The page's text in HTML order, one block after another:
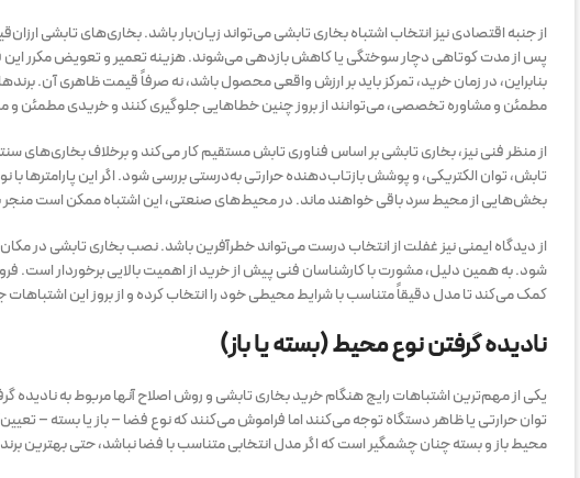
از جنبه اقتصادی نیز انتخاب اشتباه بخاری تابشی می‌تواند زیان‌بار باشد. بخاری‌های تابشی
پس از مدت کوتاهی دچار سوختگی یا کاهش بازدهی می‌شوند. هزینه تعمیر و تعویض مکرر این
بنابراین، در زمان خرید، تمرکز باید بر ارزش واقعی محصول باشد، نه صرفاً قیمت ظاهری آن.
مطمئن و مشاوره تخصصی، می‌توانند از بروز چنین خطاهایی جلوگیری کنند و خریدی مطمئن و
از منظر فنی نیز، بخاری تابشی بر اساس فناوری تابش مستقیم کار می‌کند و برخلاف بخاری‌های
تابش، توان الکتریکی، و پوشش بازتاب‌دهنده حرارتی به‌درستی بررسی شود. اگر این پارامترها
بخش‌هایی از محیط سرد باقی خواهند ماند. در محیط‌های صنعتی، این اشتباه ممکن است منجر
از دیدگاه ایمنی نیز غفلت از انتخاب درست می‌تواند خطرآفرین باشد. نصب بخاری تابشی در
شود. به همین دلیل، مشورت با کارشناسان فنی پیش از خرید از اهمیت بالایی برخوردار است.
کمک می‌کند تا مدل دقیقاً متناسب با شرایط محیطی خود را انتخاب کرده و از بروز این اشتباهات
نادیده گرفتن نوع محیط (بسته یا باز)
یکی از مهم‌ترین اشتباهات رایج هنگام خرید بخاری تابشی و روش اصلاح آنها مربوط به نادیده
توان حرارتی یا ظاهر دستگاه توجه می‌کنند اما فراموش می‌کنند که نوع فضا – باز یا بسته –
محیط باز و بسته چنان چشمگیر است که اگر مدل انتخابی متناسب با فضا نباشد، حتی بهترین برند